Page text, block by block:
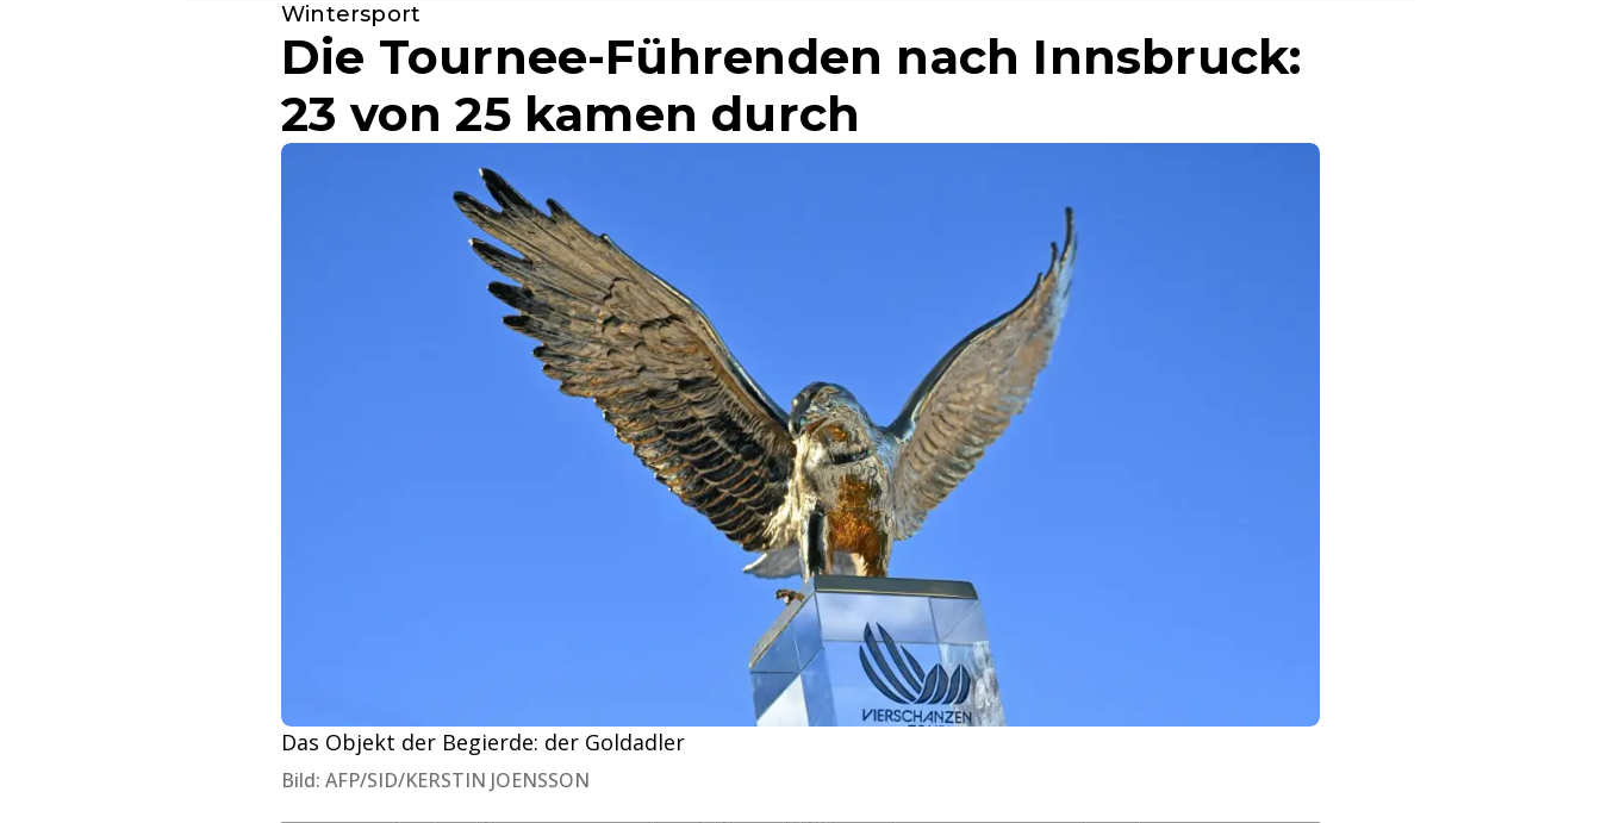
Wintersport
Die Tournee-Führenden nach Innsbruck:
23 von 25 kamen durch
Das Objekt der Begierde: der Goldadler
Bild: AFP/SID/KERSTIN JOENSSON